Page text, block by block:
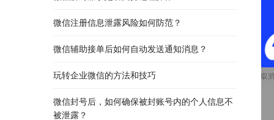
微信注册信息泄露风险如何防范？
微信辅助接单后如何自动发送通知消息？
玩转企业微信的方法和技巧
微信封号后，如何确保被封账号内的个人信息不
被泄露？